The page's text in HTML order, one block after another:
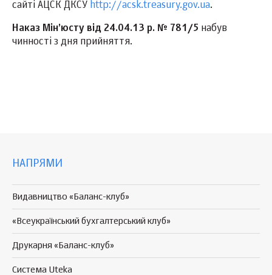
сайті АЦСК ДКСУ http://acsk.treasury.gov.ua.
Наказ Мін’юсту від 24.04.13 р. № 781/5 набув
чинності з дня прийняття.
НАПРЯМИ
Видавництво «Баланс-клуб»
«Всеукраїнський бухгалтерський клуб»
Друкарня «Баланс-клуб»
Система Uteka